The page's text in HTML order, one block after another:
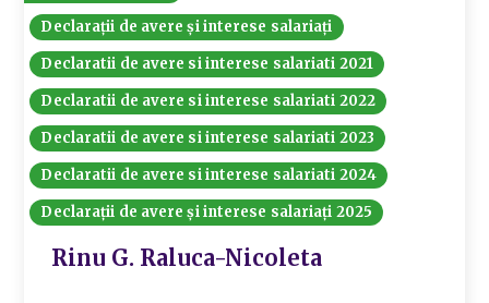
Declarații de avere și interese salariați
Declaratii de avere si interese salariati 2021
Declaratii de avere si interese salariati 2022
Declaratii de avere si interese salariati 2023
Declaratii de avere si interese salariati 2024
Declarații de avere și interese salariați 2025
Rinu G. Raluca-Nicoleta